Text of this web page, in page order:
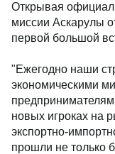
Открывая
миссии Аскарулы
первой большой
"Ежегодно наши
экономическими
новых игроках на
экспортно-
прошли не только